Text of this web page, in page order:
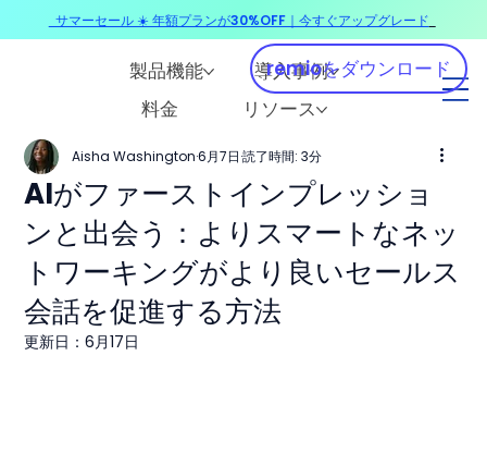
製品機能
導入事例
料金
リソース
remioをダウンロード
AIがファーストインプレッショ
ンと出会う：よりスマートなネッ
トワーキングがより良いセールス
会話を促進する方法
Aisha Washington 6月7日 読了時間: 3分
更新日：6月17日
サマーセール ☀️ 年額プランが30%OFF｜今すぐアップグレード